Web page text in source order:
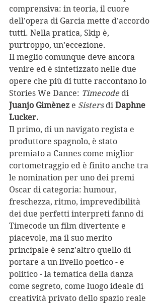
comprensiva: in teoria, il cuore
dell’opera di Garcia mette d’accordo
tutti. Nella pratica, Skip è,
purtroppo, un’eccezione.
Il meglio comunque deve ancora
venire ed è sintetizzato nelle due
opere che più di tutte raccontano lo
Stories We Dance: Timecode di
Juanjo Gimènez e Sisters di Daphne
Lucker.
Il primo, di un navigato regista e
produttore spagnolo, è stato
premiato a Cannes come miglior
cortometraggio ed è finito anche tra
le nomination per uno dei premi
Oscar di categoria: humour,
freschezza, ritmo, imprevedibilità
dei due perfetti interpreti fanno di
Timecode un film divertente e
piacevole, ma il suo merito
principale è senz’altro quello di
portare a un livello poetico - e
politico - la tematica della danza
come segreto, come luogo ideale di
creatività privato dello spazio reale